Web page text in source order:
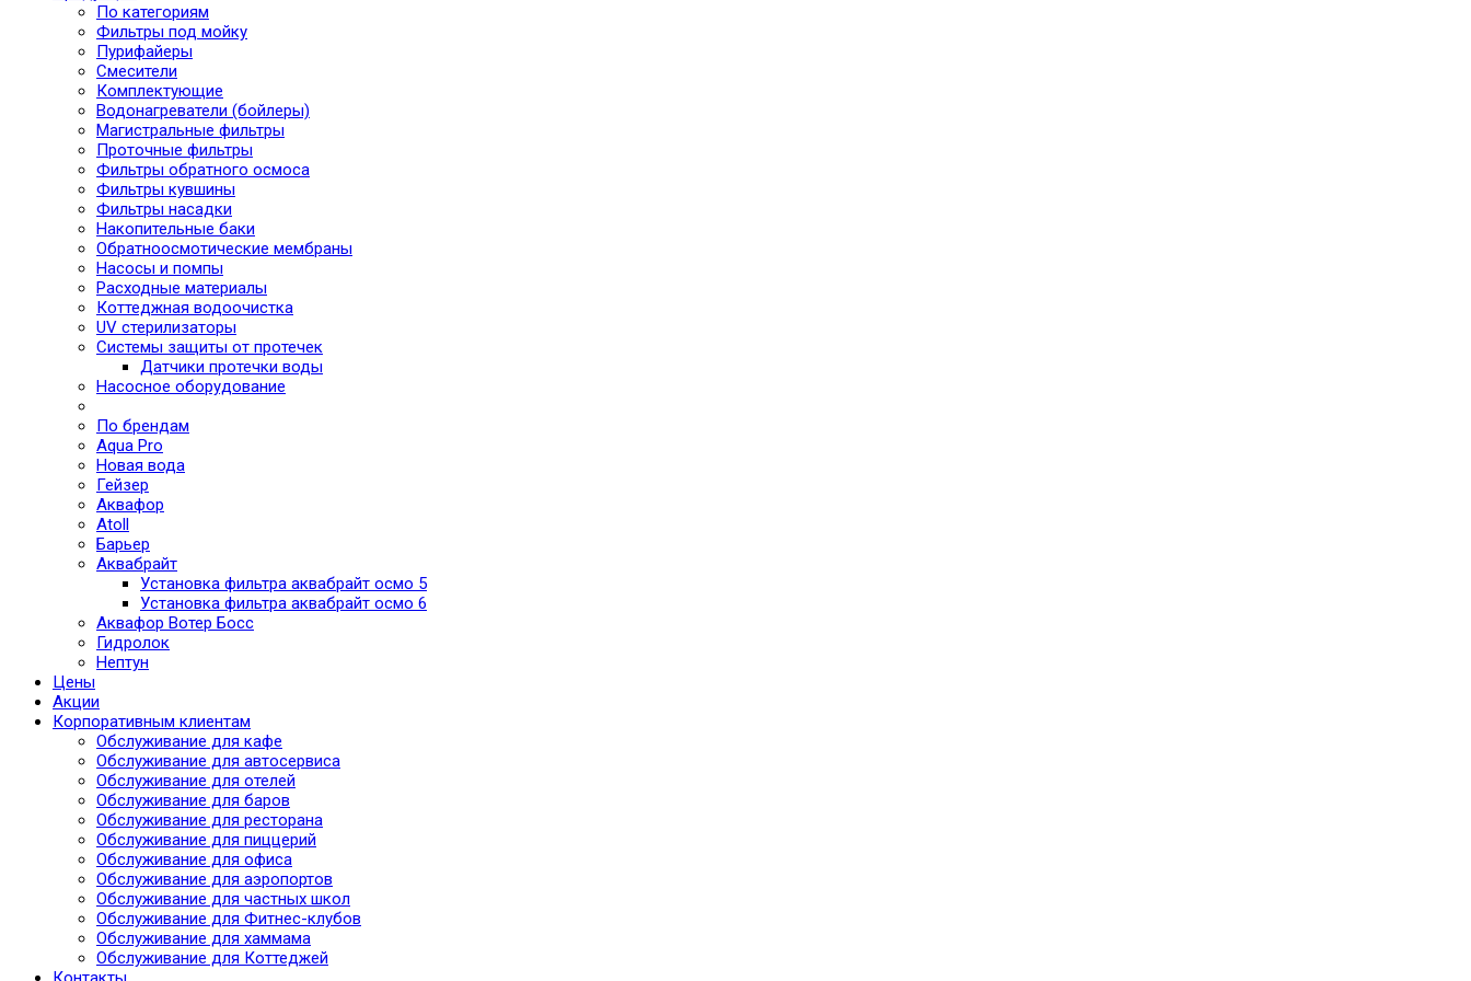
По категориям
Фильтры под мойку
Пурифайеры
Смесители
Комплектующие
Водонагреватели (бойлеры)
Магистральные фильтры
Проточные фильтры
Фильтры обратного осмоса
Фильтры кувшины
Фильтры насадки
Накопительные баки
Обратноосмотические мембраны
Насосы и помпы
Расходные материалы
Коттеджная водоочистка
UV стерилизаторы
Системы защиты от протечек
Датчики протечки воды
Насосное оборудование
По брендам
Aqua Pro
Новая вода
Гейзер
Аквафор
Atoll
Барьер
Аквабрайт
Установка фильтра аквабрайт осмо 5
Установка фильтра аквабрайт осмо 6
Аквафор Вотер Босс
Гидролок
Нептун
Цены
Акции
Корпоративным клиентам
Обслуживание для кафе
Обслуживание для автосервиса
Обслуживание для отелей
Обслуживание для баров
Обслуживание для ресторана
Обслуживание для пиццерий
Обслуживание для офиса
Обслуживание для аэропортов
Обслуживание для частных школ
Обслуживание для Фитнес-клубов
Обслуживание для хаммама
Обслуживание для Коттеджей